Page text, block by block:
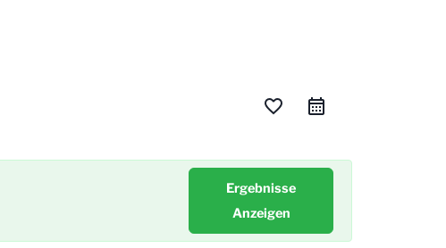
favorite_border
Ergebnisse
Anzeigen